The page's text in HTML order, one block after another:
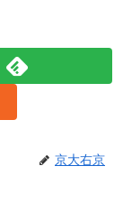
京大右京